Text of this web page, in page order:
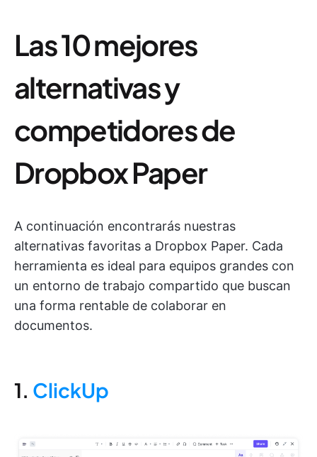
Las 10 mejores
alternativas y
competidores de
Dropbox Paper
A continuación encontrarás nuestras
alternativas favoritas a Dropbox Paper. Cada
herramienta es ideal para equipos grandes con
un entorno de trabajo compartido que buscan
una forma rentable de colaborar en
documentos.
1. ClickUp